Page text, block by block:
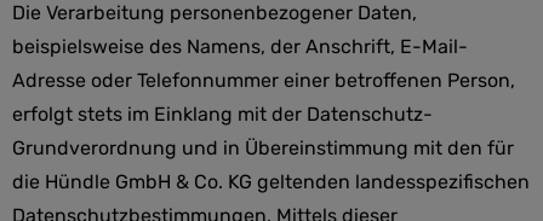
Die Verarbeitung personenbezogener Daten,
beispielsweise des Namens, der Anschrift, E-Mail-
Adresse oder Telefonnummer einer betroffenen Person,
erfolgt stets im Einklang mit der Datenschutz-
Grundverordnung und in Übereinstimmung mit den für
die Hündle GmbH & Co. KG geltenden landesspezifischen
Datenschutzbestimmungen. Mittels dieser